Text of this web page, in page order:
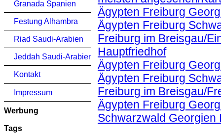
Granada Spanien
Festung Alhambra
Riad Saudi-Arabien
Jeddah Saudi-Arabien
Kontakt
Impressum
Werbung
Tags
Ägypten Freiburg
Ägypten Freiburg
Freiburg im Breisgau/
Hauptfriedhof
Ägypten Freiburg
Ägypten Freiburg
Freiburg im Breisgau/
Ägypten Freiburg
Schwarzwald Georgien